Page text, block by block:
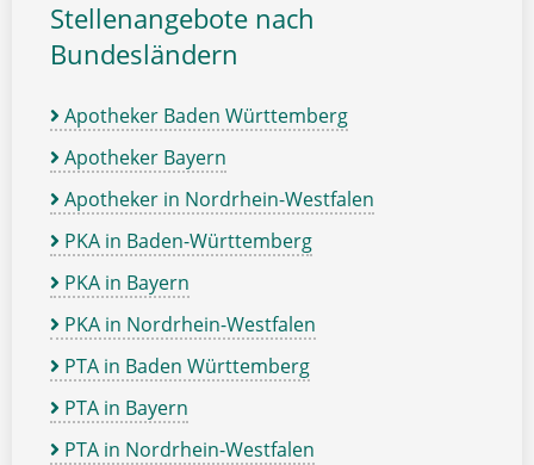
Stellenangebote nach
Bundesländern
Apotheker Baden Württemberg
Apotheker Bayern
Apotheker in Nordrhein-Westfalen
PKA in Baden-Württemberg
PKA in Bayern
PKA in Nordrhein-Westfalen
PTA in Baden Württemberg
PTA in Bayern
PTA in Nordrhein-Westfalen